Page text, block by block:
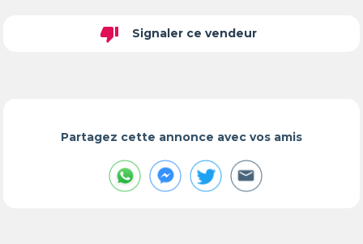
thumb_down Signaler ce vendeur
Partagez cette annonce avec vos amis